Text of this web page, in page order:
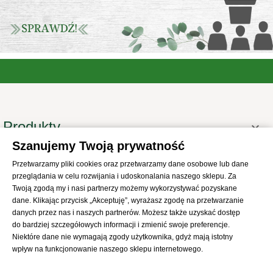
Produkty 
Informacje
Twoje konto 
Informacje o sklepie
Szanujemy Twoją prywatność
Przetwarzamy pliki cookies oraz przetwarzamy dane osobowe lub dane
przeglądania w celu rozwijania i udoskonalania naszego sklepu. Za
Twoją zgodą my i nasi partnerzy możemy wykorzystywać pozyskane
dane. Klikając przycisk „Akceptuję”, wyrażasz zgodę na przetwarzanie
danych przez nas i naszych partnerów. Możesz także uzyskać dostęp
do bardziej szczegółowych informacji i zmienić swoje preferencje.
Niektóre dane nie wymagają zgody użytkownika, gdyż mają istotny
wpływ na funkcjonowanie naszego sklepu internetowego.
© 2021SKLEP AbrysAll Rights Reserved